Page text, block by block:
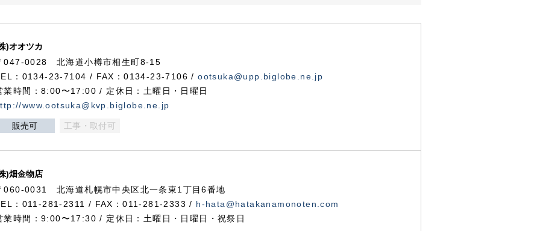
)オオツカ
047-0028 北海道小樽市相生町8-15
：0134-23-7104 / FAX：0134-23-7106 /ootsuka@upp.biglobe.ne.jp
業時間：8:00〜17:00 / 定休日：土曜日・日曜日
www.ootsuka@kvp.biglobe.ne.jp
販売可 工事・取付可
)畑金物店
060-0031 北海道札幌市中央区北一条東1丁目6番地
：011-281-2311 / FAX：011-281-2333 / h-hata@hatakanamonoten.com
業時間：9:00〜17:30 / 定休日：土曜日・日曜日・祝祭日